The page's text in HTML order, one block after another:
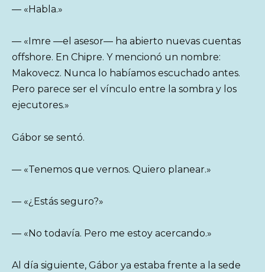
— «Habla.»
— «Imre —el asesor— ha abierto nuevas cuentas
offshore. En Chipre. Y mencionó un nombre:
Makovecz. Nunca lo habíamos escuchado antes.
Pero parece ser el vínculo entre la sombra y los
ejecutores.»
Gábor se sentó.
— «Tenemos que vernos. Quiero planear.»
— «¿Estás seguro?»
— «No todavía. Pero me estoy acercando.»
Al día siguiente, Gábor ya estaba frente a la sede